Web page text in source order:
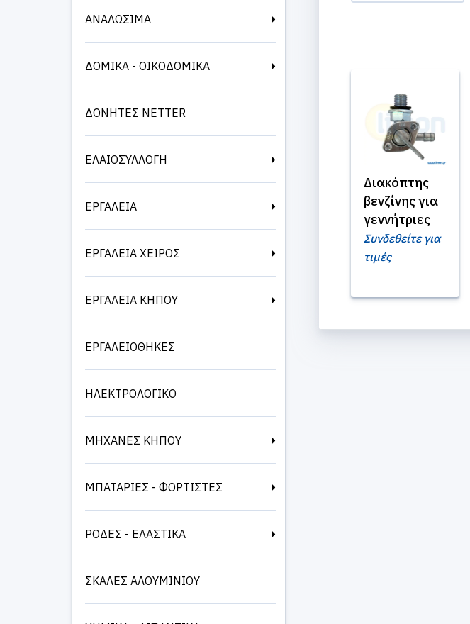
ΑΝΑΛΩΣΙΜΑ
ΔΟΜΙΚΑ - ΟΙΚΟΔΟΜΙΚΑ
ΔΟΝΗΤΕΣ NETTER
ΕΛΑΙΟΣΥΛΛΟΓΗ
ΕΡΓΑΛΕΙΑ
ΕΡΓΑΛΕΙΑ ΧΕΙΡΟΣ
ΕΡΓΑΛΕΙΑ ΚΗΠΟΥ
ΕΡΓΑΛΕΙΟΘΗΚΕΣ
ΗΛΕΚΤΡΟΛΟΓΙΚΟ
ΜΗΧΑΝΕΣ ΚΗΠΟΥ
ΜΠΑΤΑΡΙΕΣ - ΦΟΡΤΙΣΤΕΣ
ΡΟΔΕΣ - ΕΛΑΣΤΙΚΑ
ΣΚΑΛΕΣ ΑΛΟΥΜΙΝΙΟΥ
Διακόπτης
βενζίνης για
γεννήτριες
Συνδεθείτε για
τιμές